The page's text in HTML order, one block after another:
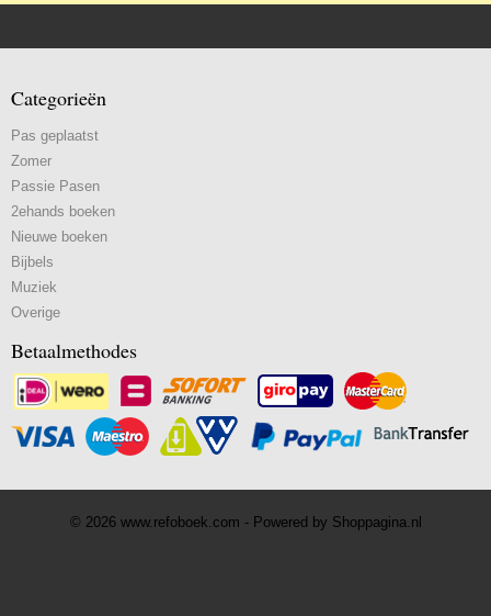
Categorieën
Pas geplaatst
Zomer
Passie Pasen
2ehands boeken
Nieuwe boeken
Bijbels
Muziek
Overige
Betaalmethodes
© 2026 www.refoboek.com - Powered by Shoppagina.nl